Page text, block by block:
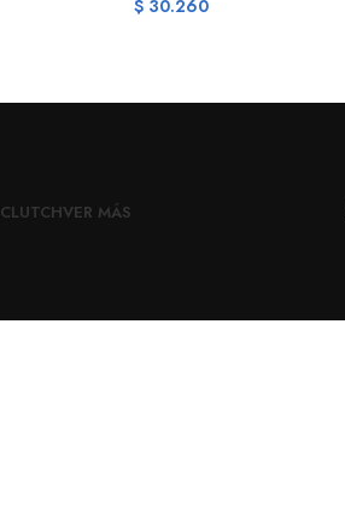
$ 30.260
CLUTCHVER MÁS